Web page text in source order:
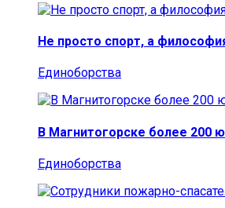
Не просто спорт, а
Единоборства
В Магнитогорске более 200
Единоборства